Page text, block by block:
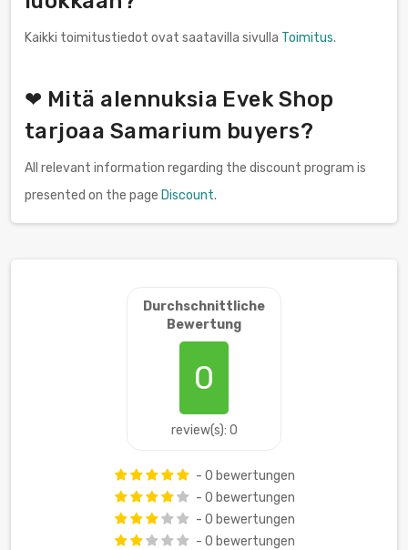
Kaikki toimitustiedot ovat saatavilla sivulla Toimitus.
❤ Mitä alennuksia Evek Shop
tarjoaa Samarium buyers?
All relevant information regarding the discount program is
presented on the page Discount.
Durchschnittliche
Bewertung
0
review(s): 0
- 0 bewertungen
- 0 bewertungen
- 0 bewertungen
- 0 bewertungen